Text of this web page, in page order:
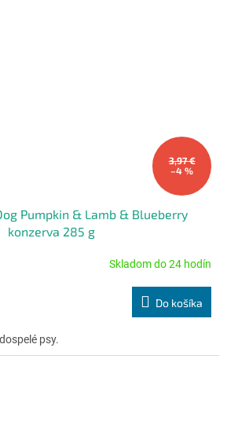
3,97 €
–4 %
Pumpkin & Lamb & Blueberry
konzerva 285 g
Skladom do 24 hodín
Do košíka
psy.